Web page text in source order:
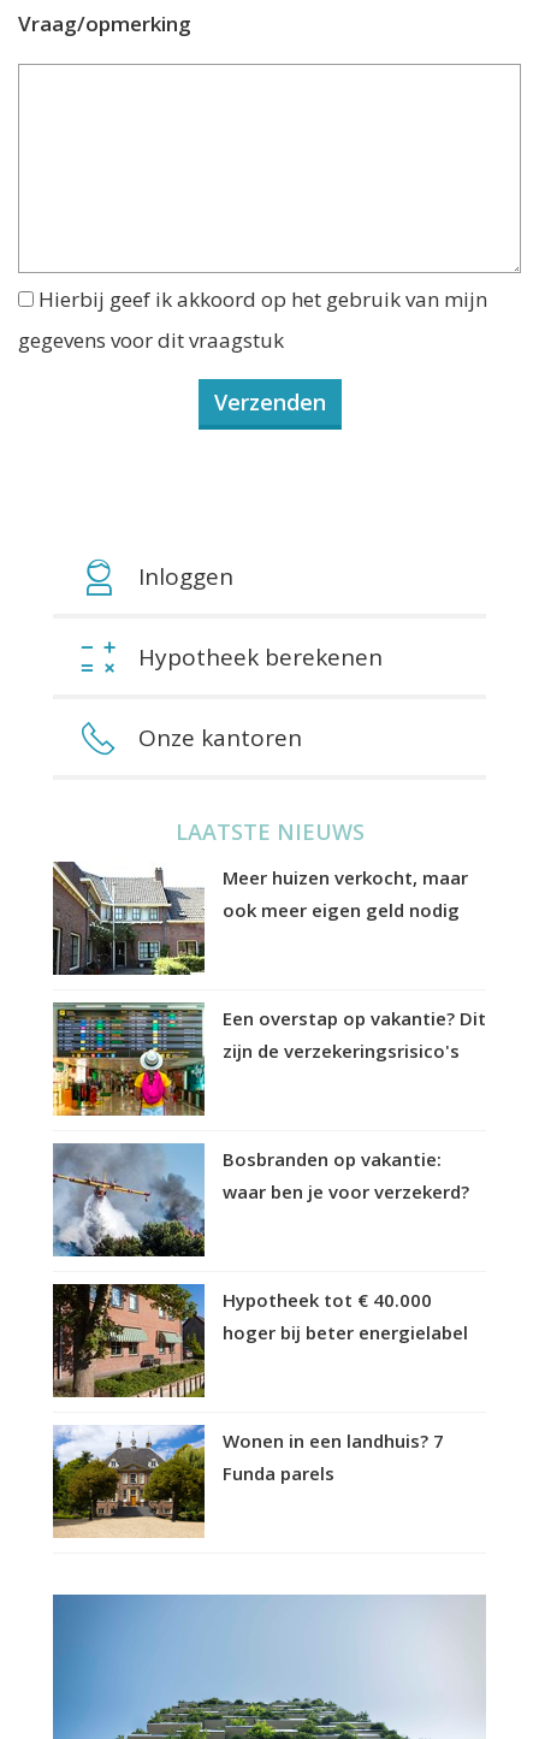
Vraag/opmerking
Hierbij geef ik akkoord op het gebruik van mijn
gegevens voor dit vraagstuk
Inloggen
Hypotheek berekenen
Onze kantoren
LAATSTE NIEUWS
Meer huizen verkocht, maar
ook meer eigen geld nodig
Een overstap op vakantie? Dit
zijn de verzekeringsrisico's
Bosbranden op vakantie:
waar ben je voor verzekerd?
Hypotheek tot € 40.000
hoger bij beter energielabel
Wonen in een landhuis? 7
Funda parels